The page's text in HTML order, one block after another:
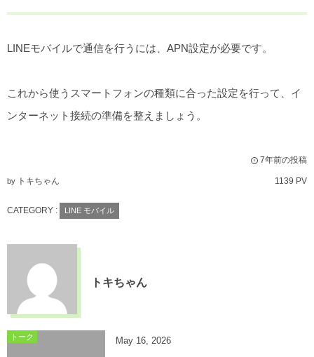
LINEモバイルで通信を行うには、APN設定が必要です。
これから使うスマートフォンの種類に合った設定を行って、イ
ンターネット接続の準備を整えましょう。
7年前の投稿
by トキちゃん 1139 PV
CATEGORY : LINE モバイル
トキちゃん
トーク May 16, 2026